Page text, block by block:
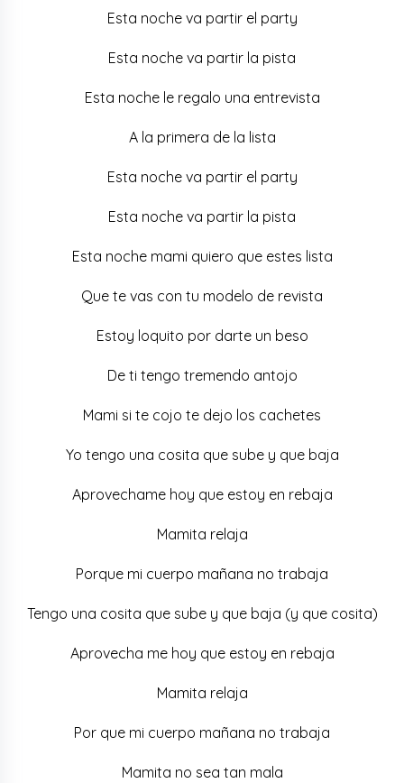
Esta noche va partir el party
Esta noche va partir la pista
Esta noche le regalo una entrevista
A la primera de la lista
Esta noche va partir el party
Esta noche va partir la pista
Esta noche mami quiero que estes lista
Que te vas con tu modelo de revista
Estoy loquito por darte un beso
De ti tengo tremendo antojo
Mami si te cojo te dejo los cachetes
Yo tengo una cosita que sube y que baja
Aprovechame hoy que estoy en rebaja
Mamita relaja
Porque mi cuerpo mañana no trabaja
Tengo una cosita que sube y que baja (y que cosita)
Aprovecha me hoy que estoy en rebaja
Mamita relaja
Por que mi cuerpo mañana no trabaja
Mamita no sea tan mala